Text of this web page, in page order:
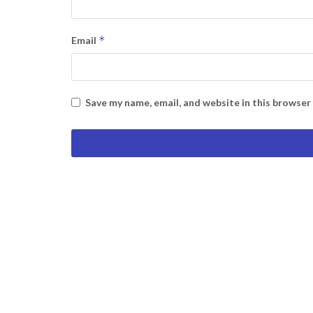
Email *
Save my name, email, and website in this